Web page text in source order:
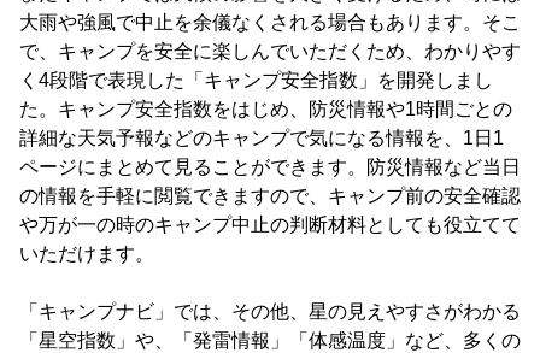
大雨や強風で中止を余儀なくされる場合もあります。そこ
で、キャンプを安全に楽しんでいただくため、わかりやす
く4段階で表現した「キャンプ安全指数」を開発しまし
た。キャンプ安全指数をはじめ、防災情報や1時間ごとの
詳細な天気予報などのキャンプで気になる情報を、1日1
ページにまとめて見ることができます。防災情報など当日
の情報を手軽に閲覧できますので、キャンプ前の安全確認
や万が一の時のキャンプ中止の判断材料としても役立てて
いただけます。
「キャンプナビ」では、その他、星の見えやすさがわかる
「星空指数」や、「発雷情報」「体感温度」など、多くの